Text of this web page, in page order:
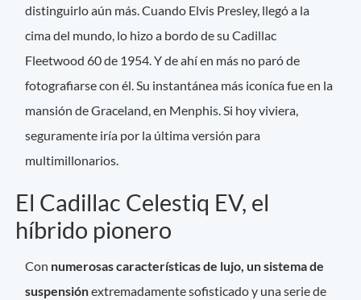
distinguirlo aún más. Cuando Elvis Presley, llegó a la
cima del mundo, lo hizo a bordo de su Cadillac
Fleetwood 60 de 1954. Y de ahí en más no paró de
fotografiarse con él. Su instantánea más iconíca fue en la
mansión de Graceland, en Menphis. Si hoy viviera,
seguramente iría por la última versión para
multimillonarios.
El Cadillac Celestiq EV, el
híbrido pionero
Con numerosas características de lujo, un sistema de
suspensiónextremadamente sofisticado y una serie de